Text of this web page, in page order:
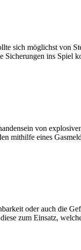
sich möglichst von
Sicherungen ins Spiel
von
mithilfe eines
oder auch die
zum Einsatz,